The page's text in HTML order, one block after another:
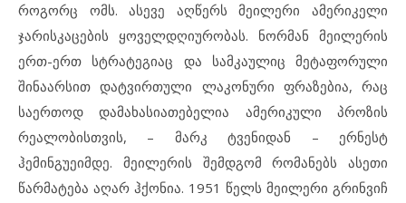
როგორც ომს. ასევე აღწერს მეილერი ამერიკელი
ჯარისკაცების ყოველდღიურობას. ნორმან მეილერის
ერთ-ერთ სტრატეგიაც და სამკაულიც მეტაფორული
შინაარსით დატვირთული ლაკონური ფრაზებია, რაც
საერთოდ დამახასიათებელია ამერიკული პროზის
რეალობისთვის, – მარკ ტვენიდან – ერნესტ
ჰემინგუეიმდე. მეილერის შემდგომ რომანებს ასეთი
წარმატება აღარ ჰქონია. 1951 წელს მეილერი გრინვიჩ